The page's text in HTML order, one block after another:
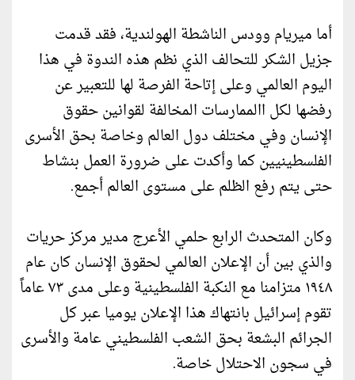
أما ميريام وودس الناشطة الهولندية، فقد قدمت
جزيل الشكر للتحالف الذي نظم هذه الندوة في هذا
اليوم العالمي وعلى إتاحة الفرصة لها للتعبير عن
رفضها لكل االممارسات المخالفة لقوانين حقوق
الإنسان وفي مختلف دول العالم وخاصة بحق الأسرى
الفلسطينيين كما وأكدت على ضرورة العمل بنشاط
حتى يتم رفع الظلم على مستوى العالم أجمع.
وكان المتحدث الرابع حلمي الأعرج مدير مركز حريات
والذي بين أن الإعلان العالمي لحقوق الإنسان كان عام
١٩٤٨ متزامنا مع النكبة الفلسطينية وعلى مدى ٧٣ عاماً
تقوم إسرائيل بانتهاك هذا الإعلان يوميا عبر كل
الجرائم البشعة بحق الشعب الفلسطيني عامة والأسرى
في سجون الاحتلال خاصة.